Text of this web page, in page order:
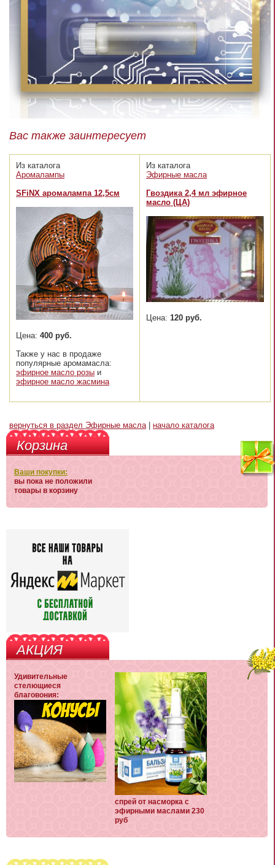
Вас также заинтересует
Из каталога
Аромалампы
SFiNX аромалампа 12,5см
Цена: 400 руб.
Также у нас в продаже
популярные аромамасла:
эфирное масло розы и
эфирное масло жасмина
Из каталога
Эфирные масла
Гвоздика 2,4 мл эфирное
масло (ЦА)
Цена: 120 руб.
вернуться в раздел Эфирные масла| начало каталога
Корзина
Ваши покупки:
вы пока не положили
товары в корзину
АКЦИЯ
Удивительные
стелющиеся
благовония:
спрей от насморка с
эфирными маслами 230
руб